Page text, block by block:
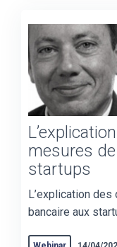
mesures
startups
L’explication
bancaire aux